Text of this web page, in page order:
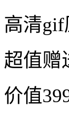
高清gif
超值赠
价值